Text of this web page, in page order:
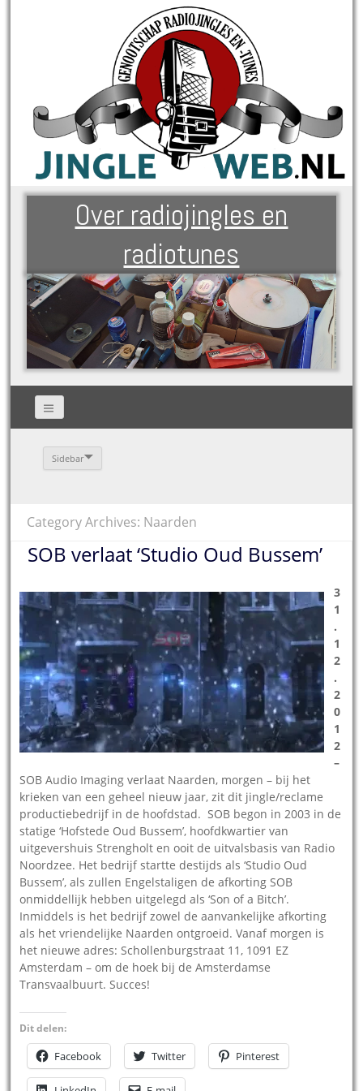
Over radiojingles en
radiotunes
Sidebar
Category Archives: Naarden
SOB verlaat ‘Studio Oud Bussem’
3
1
.
1
2
.
2
0
1
2
–
SOB Audio Imaging verlaat Naarden, morgen – bij het
krieken van een geheel nieuw jaar, zit dit jingle/reclame
productiebedrijf in de hoofdstad. SOB begon in 2003 in de
statige ‘Hofstede Oud Bussem’, hoofdkwartier van
uitgevershuis Strengholt en ooit de uitvalsbasis van Radio
Noordzee. Het bedrijf startte destijds als ‘Studio Oud
Bussem’, als zullen Engelstaligen de afkorting SOB
onmiddellijk hebben uitgelegd als ‘Son of a Bitch’.
Inmiddels is het bedrijf zowel de aanvankelijke afkorting
als het vriendelijke Naarden ontgroeid. Vanaf morgen is
het nieuwe adres: Schollenburgstraat 11, 1091 EZ
Amsterdam – om de hoek bij de Amsterdamse
Transvaalbuurt. Succes!
Dit delen:
Facebook Twitter Pinterest